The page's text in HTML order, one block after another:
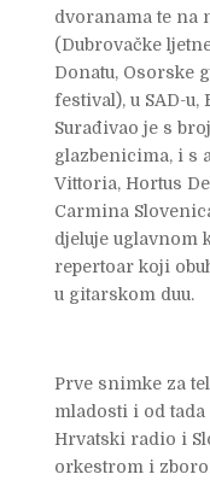
dvoranama te na
(Dubrovačke
Donatu, Osorske
festival), u SAD-
Surađivao je s
glazbenicima, i s
Vittoria, Hortus
Carmina
djeluje uglavnom
repertoar koji
u gitarskom duu.
Prve snimke za
mladosti i od
Hrvatski radio i
orkestrom i